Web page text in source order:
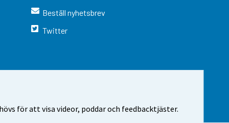
för att visa videor, poddar och feedbacktjäster.
Beställ nyhetsbrev
Twitter